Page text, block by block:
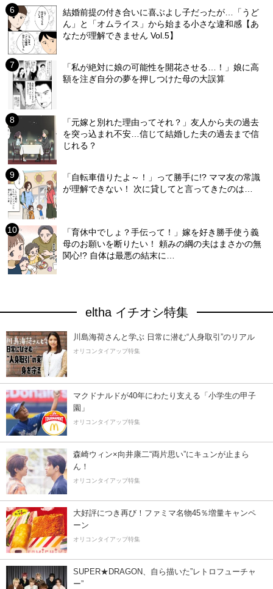
結婚前提の付き合いに喜ぶよし子だったが…「うど
ん」と「オムライス」から始まる小さな違和感【あ
なたが理解できません Vol.5】
「私が絶対に娘の可能性を開花させる…！」娘に高
額を注ぎ自分の夢を押しつけた母の大誤算
「元嫁と別れた理由ってそれ？」友人から夫の過去
を突っ込まれ不安…信じて結婚した夫の過去まで信
じれる？
「自転車借りたよ～！」って勝手に!? ママ友の常識
が理解できない！ 次に貸してと言ってきたのは…
「育休中でしょ？手伝って！」嫁を好き勝手使う義
母のお願いを断りたい！ 頼みの綱の夫はまさかの無
関心!? 自体は最悪の結末に…
eltha イチオシ特集
川島海荷さんと学ぶ 日常に潜む“人身取引”のリアル
オリコンタイアップ特集
マクドナルドが40年にわたり支える「小学生の甲子
園」
オリコンタイアップ特集
森崎ウィン×向井康二“両片思い”にキュンが止まら
ん！
オリコンタイアップ特集
大好評につき再び！ファミマ名物45％増量キャンペ
ーン
オリコンタイアップ特集
SUPER★DRAGON、自ら描いた”レトロフューチャ
ー”